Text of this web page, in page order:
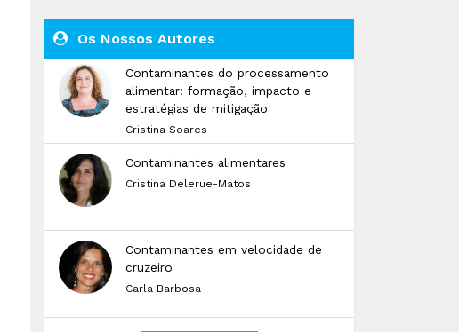
Os Nossos Autores
Contaminantes do processamento
alimentar: formação, impacto e
estratégias de mitigação
Cristina Soares
Contaminantes alimentares
Cristina Delerue-Matos
Contaminantes em velocidade de
cruzeiro
Carla Barbosa